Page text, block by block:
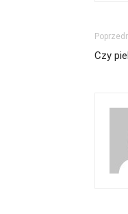
Czy